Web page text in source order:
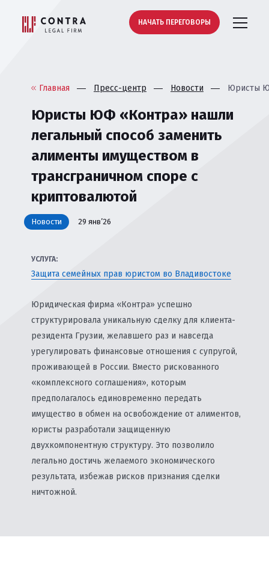
НАЧАТЬ ПЕРЕГОВОРЫ
Главная Пресс-центр Новости Юристы
Юристы ЮФ «Контра» нашли
легальный способ заменить
алименты имуществом в
трансграничном споре с
криптовалютой
Новости 29 янв’26
УСЛУГА:
Защита семейных прав юристом во Владивостоке
Юридическая фирма «Контра» успешно
структурировала уникальную сделку для клиента-
резидента Грузии, желавшего раз и навсегда
урегулировать финансовые отношения с супругой,
проживающей в России. Вместо рискованного
«комплексного соглашения», которым
предполагалось единовременно передать
имущество в обмен на освобождение от алиментов,
юристы разработали защищенную
двухкомпонентную структуру. Это позволило
легально достичь желаемого экономического
результата, избежав рисков признания сделки
ничтожной.